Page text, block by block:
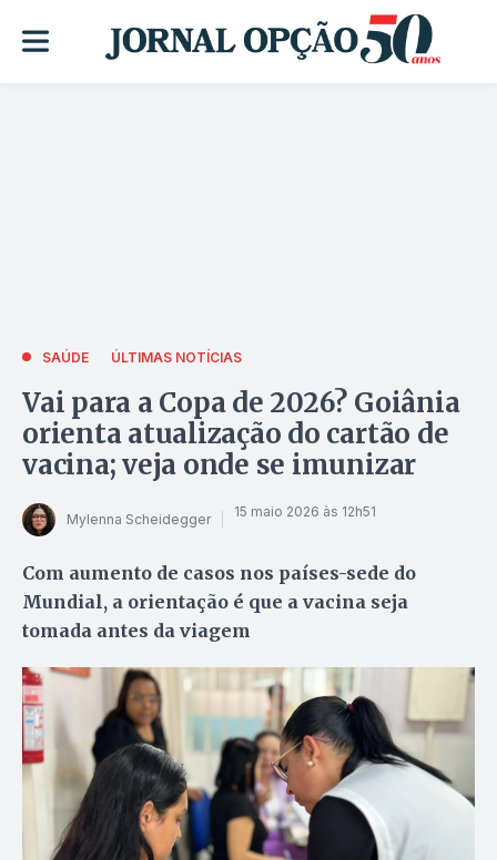
SAÚDE ÚLTIMAS NOTÍCIAS
Vai para a Copa de 2026? Goiânia
orienta atualização do cartão de
vacina; veja onde se imunizar
Mylenna Scheidegger 15 maio 2026 às 12h51
Com aumento de casos nos países-sede do
Mundial, a orientação é que a vacina seja
tomada antes da viagem